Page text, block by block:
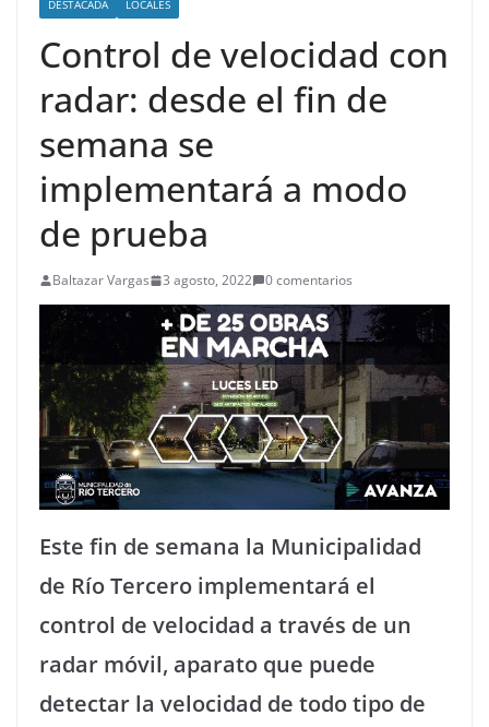
DESTACADA LOCALES
Control de velocidad con
radar: desde el fin de
semana se
implementará a modo
de prueba
Baltazar Vargas 3 agosto, 2022 0 comentarios
Este fin de semana la Municipalidad
de Río Tercero implementará el
control de velocidad a través de un
radar móvil, aparato que puede
detectar la velocidad de todo tipo de